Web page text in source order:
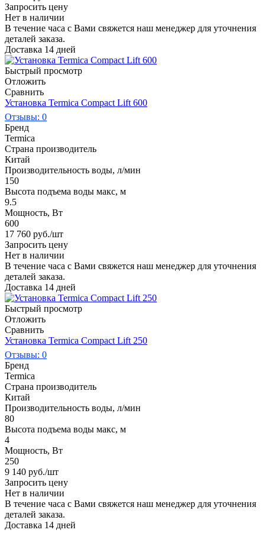
Запросить цену
Нет в наличии
В течение часа с Вами свяжется наш менеджер для уточнения
деталей заказа.
Доставка 14 дней
Быстрый просмотр
Отложить
Сравнить
Установка Termica Compact Lift 600
Отзывы: 0
Бренд
Termica
Страна производитель
Китай
Производительность воды, л/мин
150
Высота подъема воды макс, м
9.5
Мощность, Вт
600
17 760 руб./шт
Запросить цену
Нет в наличии
В течение часа с Вами свяжется наш менеджер для уточнения
деталей заказа.
Доставка 14 дней
Быстрый просмотр
Отложить
Сравнить
Установка Termica Compact Lift 250
Отзывы: 0
Бренд
Termica
Страна производитель
Китай
Производительность воды, л/мин
80
Высота подъема воды макс, м
4
Мощность, Вт
250
9 140 руб./шт
Запросить цену
Нет в наличии
В течение часа с Вами свяжется наш менеджер для уточнения
деталей заказа.
Доставка 14 дней